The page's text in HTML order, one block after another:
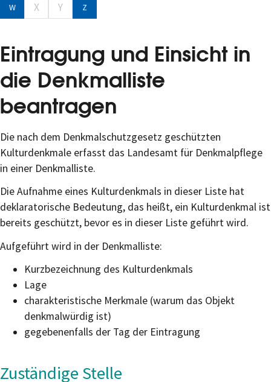
W X Y Z
Eintragung und Einsicht in
die Denkmalliste
beantragen
Die nach dem Denkmalschutzgesetz geschützten
Kulturdenkmale erfasst das Landesamt für Denkmalpflege
in einer Denkmalliste.
Die Aufnahme eines Kulturdenkmals in dieser Liste hat
deklaratorische Bedeutung, das heißt, ein Kulturdenkmal ist
bereits geschützt, bevor es in dieser Liste geführt wird.
Aufgeführt wird in der Denkmalliste:
Kurzbezeichnung des Kulturdenkmals
Lage
charakteristische Merkmale (warum das Objekt
denkmalwürdig ist)
gegebenenfalls der Tag der Eintragung
Zuständige Stelle